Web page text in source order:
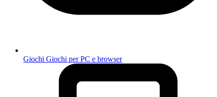
Giochi Giochi per PC e browser